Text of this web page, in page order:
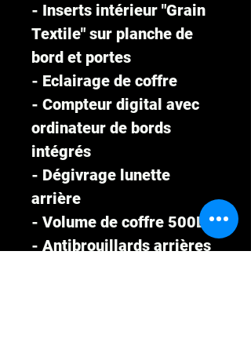
- Inserts intérieur "Grain
Textile" sur planche de
bord et portes
- Eclairage de coffre
- Compteur digital avec
ordinateur de bords
intégrés
- Dégivrage lunette
arrière
- Volume de coffre 500L
- Antibrouillards arrières